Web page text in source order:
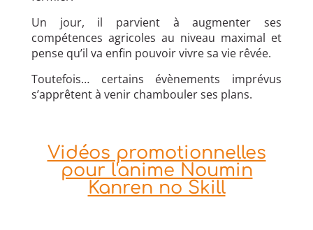
Un jour, il parvient à augmenter ses
compétences agricoles au niveau maximal et
pense qu’il va enfin pouvoir vivre sa vie rêvée.
Toutefois… certains évènements imprévus
s’apprêtent à venir chambouler ses plans.
Vidéos promotionnelles
pour l'anime Noumin
Kanren no Skill